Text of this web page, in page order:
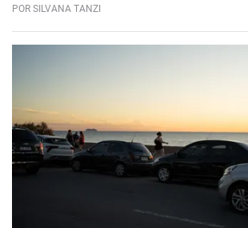
POR SILVANA TANZI